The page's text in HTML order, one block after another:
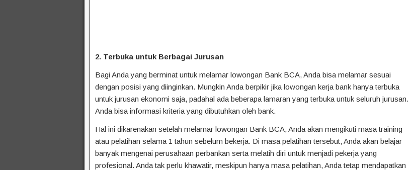
2. Terbuka untuk Berbagai Jurusan
Bagi Anda yang berminat untuk melamar lowongan Bank BCA, Anda bisa melamar sesuai
dengan posisi yang diinginkan. Mungkin Anda berpikir jika lowongan kerja bank hanya terbuka
untuk jurusan ekonomi saja, padahal ada beberapa lamaran yang terbuka untuk seluruh jurusan.
Anda bisa informasi kriteria yang dibutuhkan oleh bank.
Hal ini dikarenakan setelah melamar lowongan Bank BCA, Anda akan mengikuti masa training
atau pelatihan selama 1 tahun sebelum bekerja. Di masa pelatihan tersebut, Anda akan belajar
banyak mengenai perusahaan perbankan serta melatih diri untuk menjadi pekerja yang
profesional. Anda tak perlu khawatir, meskipun hanya masa pelatihan, Anda tetap mendapatkan